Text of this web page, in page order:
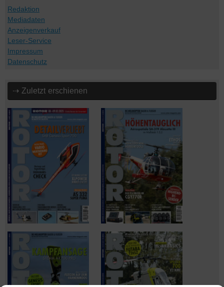
Redaktion
Mediadaten
Anzeigenverkauf
Leser-Service
Impressum
Datenschutz
⇢ Zuletzt erschienen